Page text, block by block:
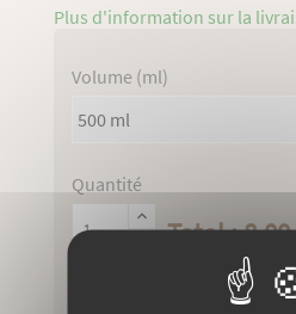
Plus d'information sur la
Volume (ml)
Quantité
Total : 8,00
AJOUTER